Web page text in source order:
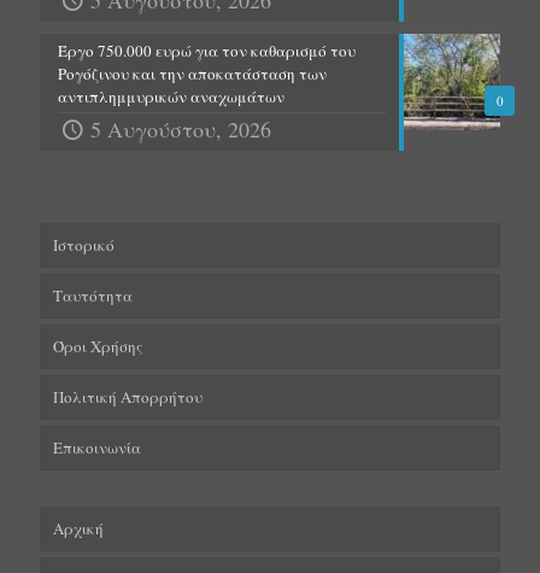
0
Έργο 750.000 ευρώ για τον καθαρισμό του
Ρογόζινου και την αποκατάσταση των
αντιπλημμυρικών αναχωμάτων
5 Αυγούστου, 2026
Ιστορικό
Ταυτότητα
Όροι Χρήσης
Πολιτική Απορρήτου
Επικοινωνία
Αρχική